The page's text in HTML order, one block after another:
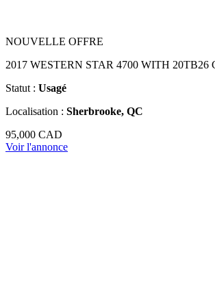
NOUVELLE OFFRE
2017 WESTERN STAR 4700 WITH 20TB26
Statut : Usagé
Localisation : Sherbrooke, QC
95,000 CAD
Voir l'annonce